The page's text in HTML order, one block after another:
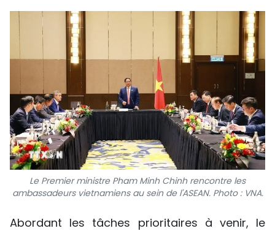
Le Premier ministre Pham Minh Chinh rencontre les
ambassadeurs vietnamiens au sein de l'ASEAN. Photo : VNA.
Abordant les tâches prioritaires à venir, le